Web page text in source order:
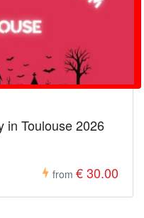
in Toulouse 2026
from € 30.00